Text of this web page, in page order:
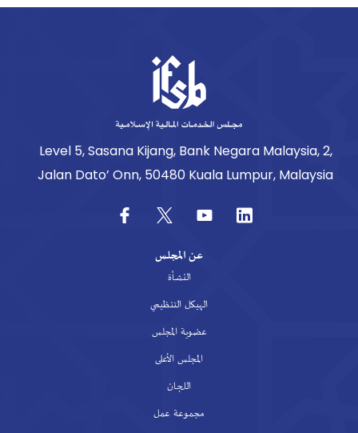
Level 5, Sasana Kijang, Bank Negara Malaysia, 2,
Jalan Dato’ Onn, 50480 Kuala Lumpur, Malaysia
عن المجلس
النشأة
الهيكل التنظيمي
عضوية المجلس
المجلس الأعلى
اللجان
مجموعة عمل